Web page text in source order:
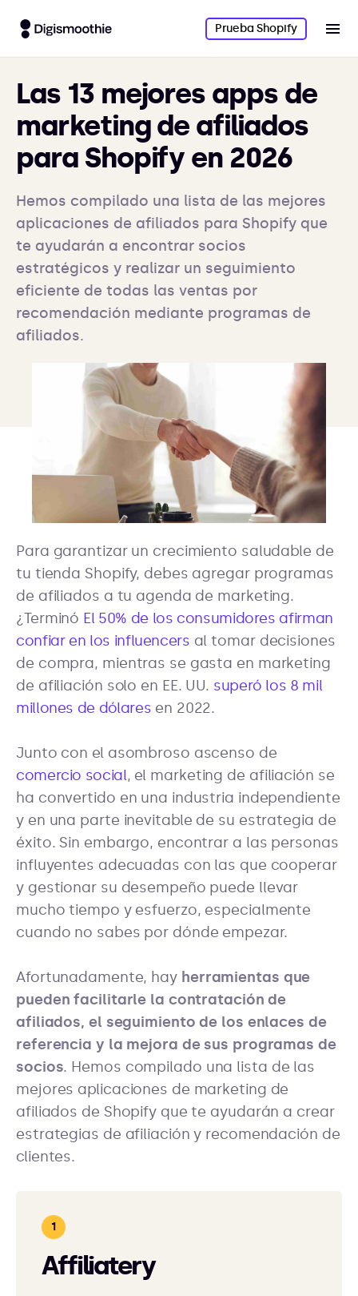
Prueba Shopify
Las 13 mejores apps de
marketing de afiliados
para Shopify en 2026
Hemos compilado una lista de las mejores
aplicaciones de afiliados para Shopify que
te ayudarán a encontrar socios
estratégicos y realizar un seguimiento
eficiente de todas las ventas por
recomendación mediante programas de
afiliados.
Para garantizar un crecimiento saludable de
tu tienda Shopify, debes agregar programas
de afiliados a tu agenda de marketing.
¿Terminó El 50% de los consumidores afirman
confiar en los influencers al tomar decisiones
de compra, mientras se gasta en marketing
de afiliación solo en EE. UU. superó los 8 mil
millones de dólares en 2022.
Junto con el asombroso ascenso de
comercio social, el marketing de afiliación se
ha convertido en una industria independiente
y en una parte inevitable de su estrategia de
éxito. Sin embargo, encontrar a las personas
influyentes adecuadas con las que cooperar
y gestionar su desempeño puede llevar
mucho tiempo y esfuerzo, especialmente
cuando no sabes por dónde empezar.
Afortunadamente, hay herramientas que
pueden facilitarle la contratación de
afiliados, el seguimiento de los enlaces de
referencia y la mejora de sus programas de
socios. Hemos compilado una lista de las
mejores aplicaciones de marketing de
afiliados de Shopify que te ayudarán a crear
estrategias de afiliación y recomendación de
clientes.
Affiliatery